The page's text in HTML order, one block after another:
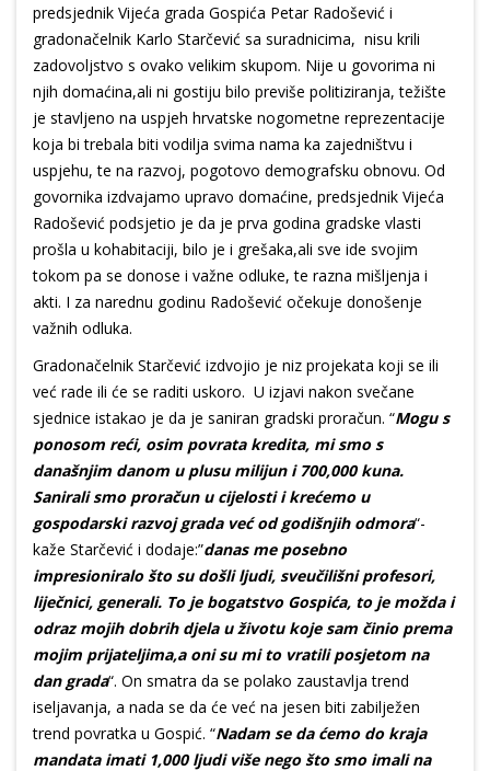
predsjednik Vijeća grada Gospića Petar Radošević i
gradonačelnik Karlo Starčević sa suradnicima, nisu krili
zadovoljstvo s ovako velikim skupom. Nije u govorima ni
njih domaćina,ali ni gostiju bilo previše politiziranja, težište
je stavljeno na uspjeh hrvatske nogometne reprezentacije
koja bi trebala biti vodilja svima nama ka zajedništvu i
uspjehu, te na razvoj, pogotovo demografsku obnovu. Od
govornika izdvajamo upravo domaćine, predsjednik Vijeća
Radošević podsjetio je da je prva godina gradske vlasti
prošla u kohabitaciji, bilo je i grešaka,ali sve ide svojim
tokom pa se donose i važne odluke, te razna mišljenja i
akti. I za narednu godinu Radošević očekuje donošenje
važnih odluka.
Gradonačelnik Starčević izdvojio je niz projekata koji se ili
već rade ili će se raditi uskoro. U izjavi nakon svečane
sjednice istakao je da je saniran gradski proračun. “Mogu s
ponosom reći, osim povrata kredita, mi smo s
današnjim danom u plusu milijun i 700,000 kuna.
Sanirali smo proračun u cijelosti i krećemo u
gospodarski razvoj grada već od godišnjih odmora“-
kaže Starčević i dodaje:”danas me posebno
impresioniralo što su došli ljudi, sveučilišni profesori,
liječnici, generali. To je bogatstvo Gospića, to je možda i
odraz mojih dobrih djela u životu koje sam činio prema
mojim prijateljima,a oni su mi to vratili posjetom na
dan grada“. On smatra da se polako zaustavlja trend
iseljavanja, a nada se da će već na jesen biti zabilježen
trend povratka u Gospić. “Nadam se da ćemo do kraja
mandata imati 1,000 ljudi više nego što smo imali na